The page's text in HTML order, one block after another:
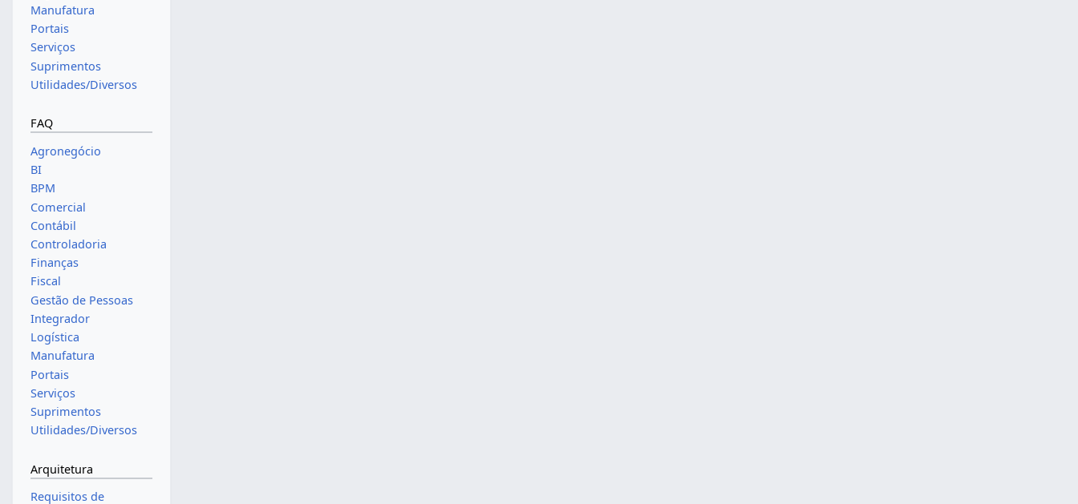
Manufatura
Portais
Serviços
Suprimentos
Utilidades/Diversos
FAQ
Agronegócio
BI
BPM
Comercial
Contábil
Controladoria
Finanças
Fiscal
Gestão de Pessoas
Integrador
Logística
Manufatura
Portais
Serviços
Suprimentos
Utilidades/Diversos
Arquitetura
Requisitos de